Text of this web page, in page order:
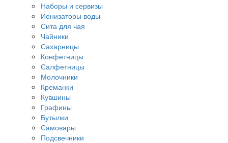
Наборы и сервизы
Ионизаторы воды
Сита для чая
Чайники
Сахарницы
Конфетницы
Салфетницы
Молочники
Креманки
Кувшины
Графины
Бутылки
Самовары
Подсвечники